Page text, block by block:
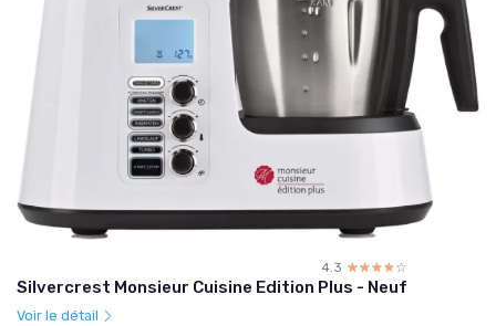
4.3 ☆☆☆☆☆
★★★★★
Silvercrest Monsieur Cuisine Edition Plus - Neuf
Voir le détail